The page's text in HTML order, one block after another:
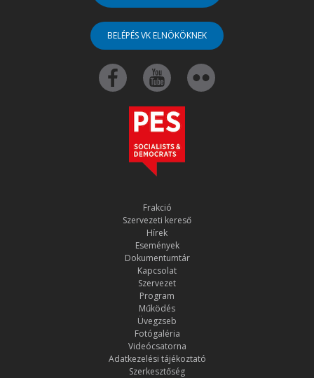
BELÉPÉS VK ELNÖKÖKNEK
Frakció
Szervezeti kereső
Hírek
Események
Dokumentumtár
Kapcsolat
Szervezet
Program
Működés
Üvegzseb
Fotógaléria
Videócsatorna
Adatkezelési tájékoztató
Szerkesztőség